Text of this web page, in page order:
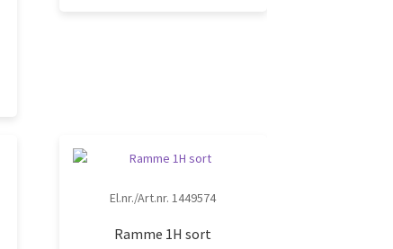
El.nr./Art.nr. 1449574
Ramme 1H sort